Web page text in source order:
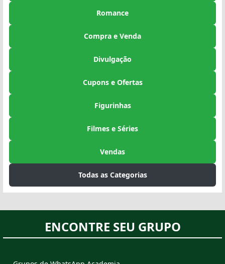
Romance
Compra e Venda
Divulgação
Cupons e Ofertas
Figurinhas
Filmes e Séries
Vendas
Todas as Categorias
ENCONTRE SEU GRUPO